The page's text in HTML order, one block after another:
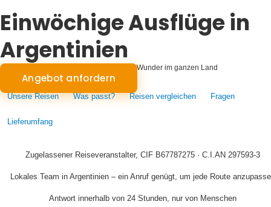
Einwöchige Ausflüge in
Argentinien
Argentinien in Sieben: Eine Woche voller Wunder im ganzen Land
Angebot anfordern
Unsere Reisen Was passt? Reisen vergleichen Fragen
Lieferumfang
Zugelassener Reiseveranstalter, CIF B67787275 · C.I.AN 297593-3
Lokales Team in Argentinien – ein Anruf genügt, um jede Route
Antwort innerhalb von 24 Stunden, nur von Menschen